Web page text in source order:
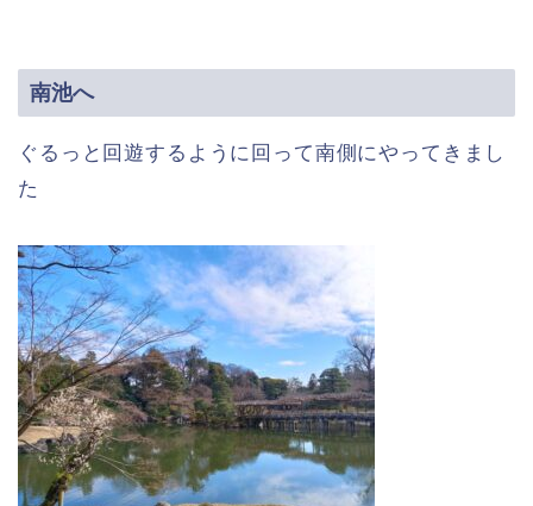
南池へ
ぐるっと回遊するように回って南側にやってきまし
た